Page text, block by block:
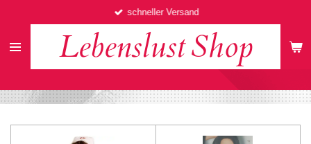
springen
LebenslustShop
schneller Versand